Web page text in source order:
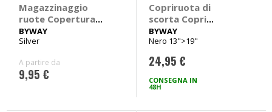
Magazzinaggio
ruote Copertura
pneumatici
BYWAY
Silver
A partire da
9,95 €
Copriruota di
scorta Copri
pneumatici - BYWAY
BYWAY
Nero 13">19"
24,95 €
CONSEGNA IN
48H